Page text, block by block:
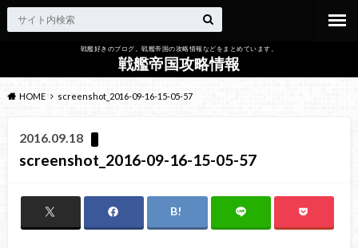
戦艦好きのブログ。戦艦帝国の攻略情報などをまとめています。
戦艦帝国攻略情報
HOME screenshot_2016-09-16-15-05-57
2016.09.18
screenshot_2016-09-16-15-05-57